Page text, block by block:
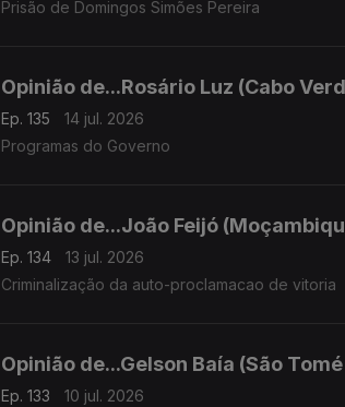
Prisão de Domingos Simões Pereira
Opinião de...Rosário Luz (Cabo
Ep. 135
14 jul. 2026
Programas do Governo
Opinião de...João Feijó
Ep. 134
13 jul. 2026
Criminalização da auto-proclamacao de vitoria
Opinião de...Gelson Baía (São
Ep. 133
10 jul. 2026